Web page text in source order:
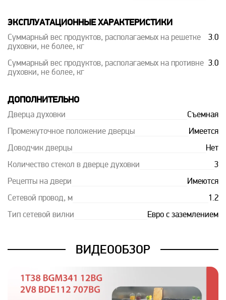
ЭКСПЛУАТАЦИОННЫЕ ХАРАКТЕРИСТИКИ
Суммарный вес продуктов, располагаемых на решетке
духовки, не более, кг
3.0
Суммарный вес продуктов, располагаемых на противне
духовки, не более, кг
3.0
ДОПОЛНИТЕЛЬНО
Дверца духовки Съемная
Промежуточное положение дверцы Имеется
Доводчик дверцы Нет
Количество стекол в дверце духовки 3
Рецепты на двери Имеются
Сетевой провод, м 1.2
Тип сетевой вилки Евро с заземлением
ВИДЕООБЗОР